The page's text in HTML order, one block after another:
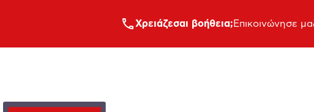
Xρειάζεσαι βοήθεια; Επικοινώνησε